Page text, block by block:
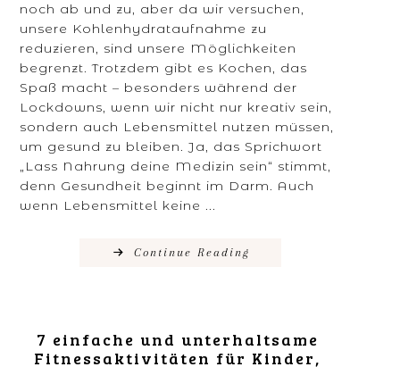
noch ab und zu, aber da wir versuchen,
unsere Kohlenhydrataufnahme zu
reduzieren, sind unsere Möglichkeiten
begrenzt. Trotzdem gibt es Kochen, das
Spaß macht – besonders während der
Lockdowns, wenn wir nicht nur kreativ sein,
sondern auch Lebensmittel nutzen müssen,
um gesund zu bleiben. Ja, das Sprichwort
„Lass Nahrung deine Medizin sein“ stimmt,
denn Gesundheit beginnt im Darm. Auch
wenn Lebensmittel keine ...
Continue Reading
7 einfache und unterhaltsame
Fitnessaktivitäten für Kinder,